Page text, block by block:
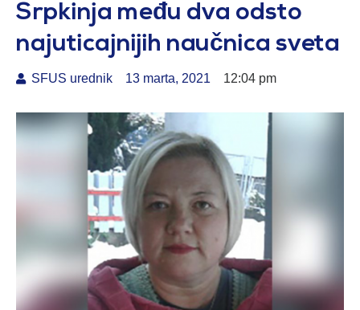
Srpkinja među dva odsto
najuticajnijih naučnica sveta
SFUS urednik 13 marta, 2021 12:04 pm